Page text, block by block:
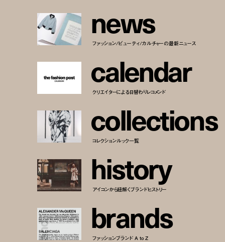
news
ファッション/ビューティ/カルチャーの最新ニュース
calendar
クリエイターによる日替わりレコメンド
collections
コレクションルック一覧
history
アイコンから紐解くブランドヒストリー
brands
ファッションブランド A to Z